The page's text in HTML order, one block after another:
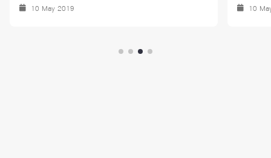
10 May 2019
10